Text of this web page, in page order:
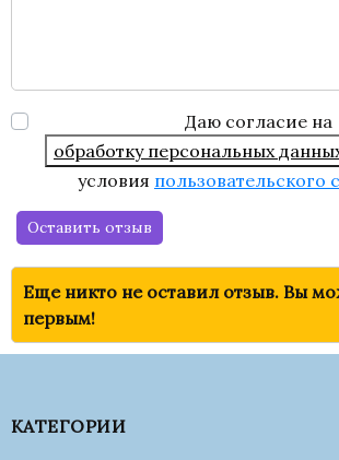
Даю согласие на
обработку персональных
условия пользовательского
Оставить отзыв
Еще никто не оставил отзыв. Вы
первым!
КАТЕГОРИИ